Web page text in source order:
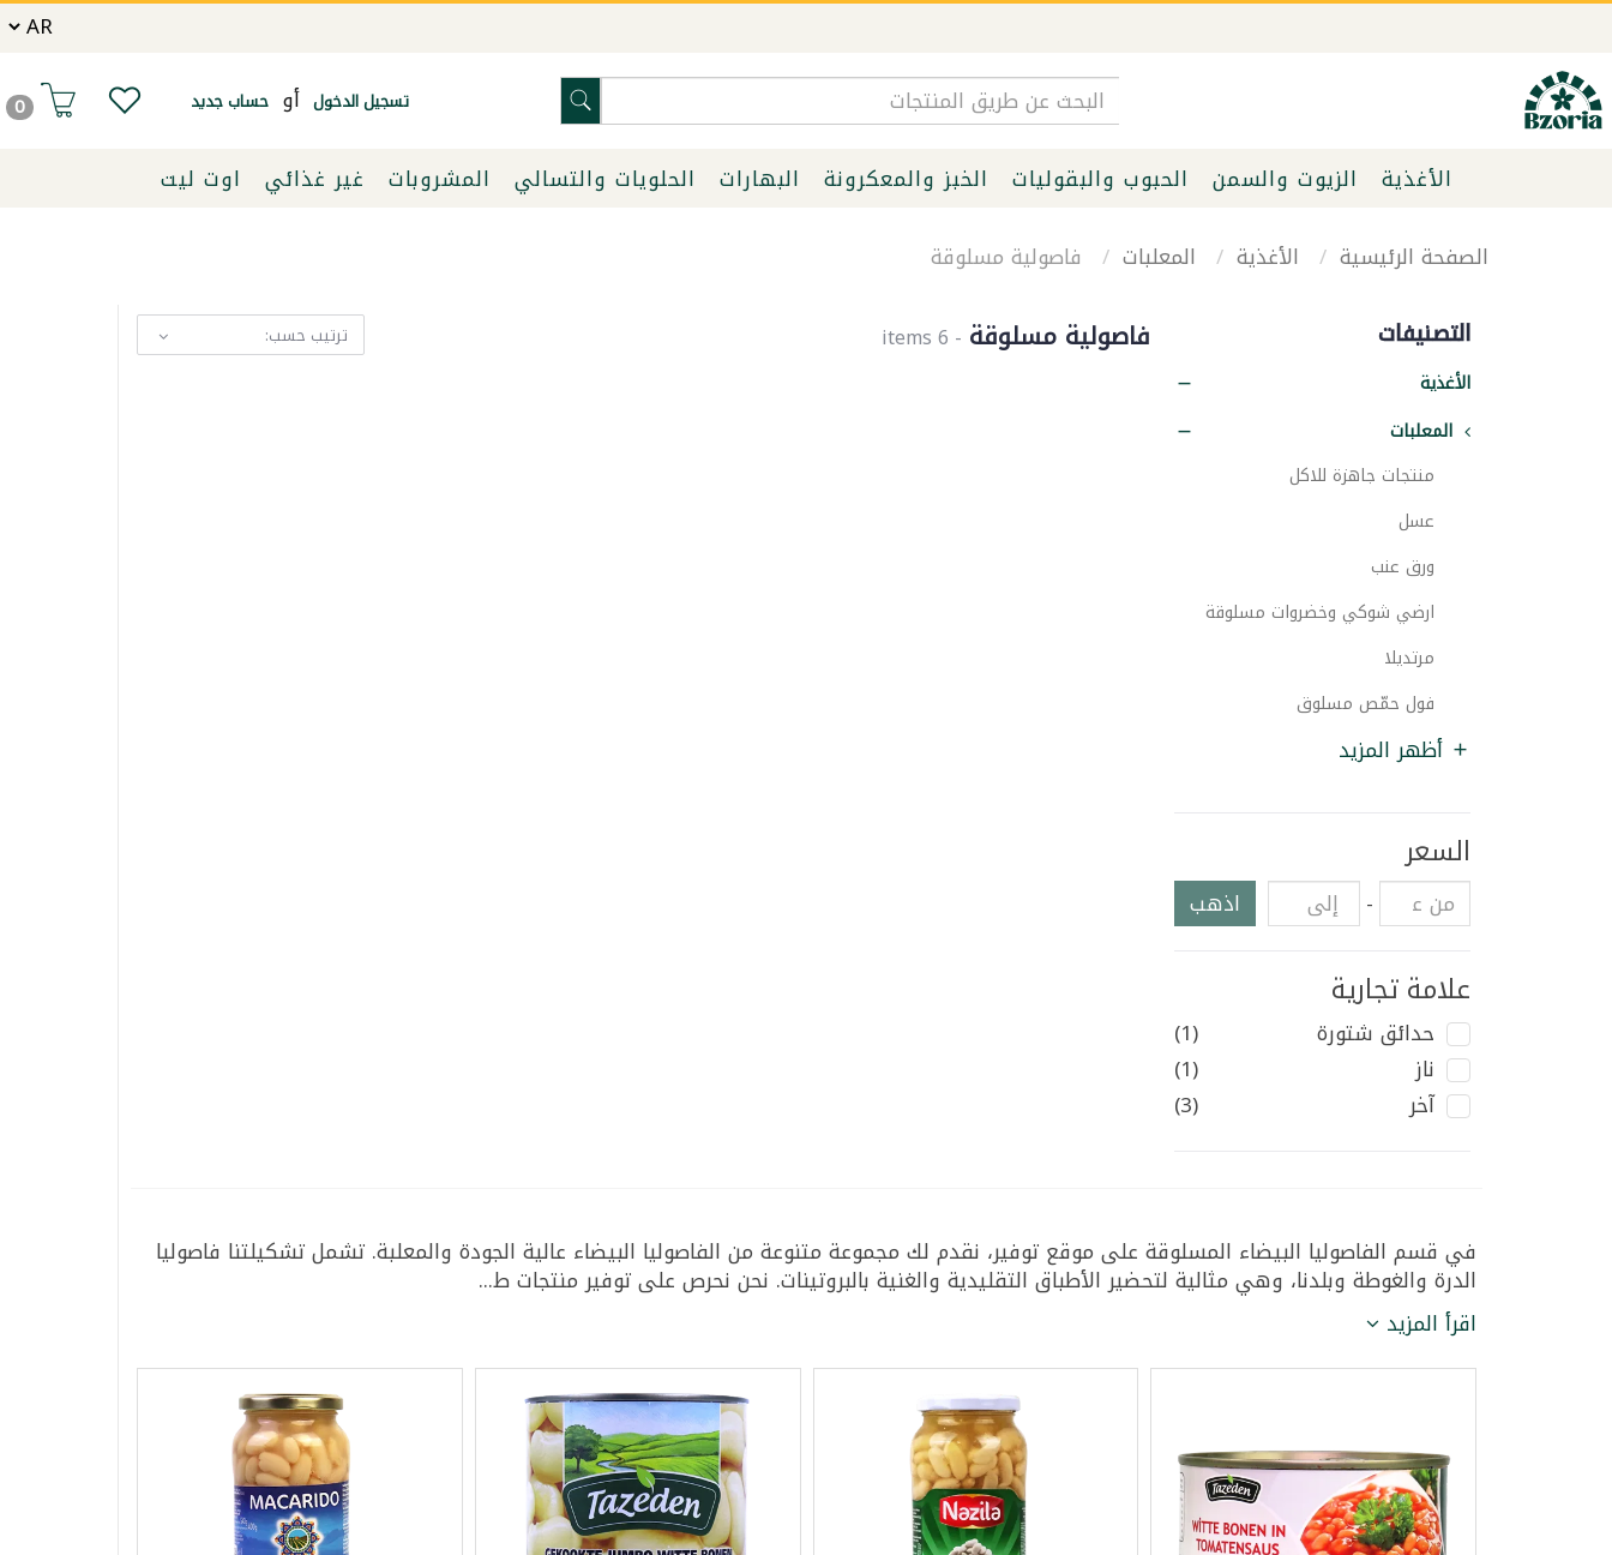
تسجيل الدخول أو حساب جديد 0
الأغذية الزيوت والسمن الحبوب والبقوليات الخبز والمعكرونة البهارات الحلويات والتسالي المشروبات غير غذائي اوت ليت
الصفحة الرئيسية الأغذية المعلبات فاصولية مسلوقة
التصنيفات
الأغذية
المعلبات
منتجات جاهزة للاكل
عسل
ورق عنب
ارضي شوكي وخضروات مسلوقة
مرتديلا
فول حمّص مسلوق
أظهر المزيد
السعر
- اذهب
علامة تجارية
حدائق شتورة
(1)
ناز
(1)
آخر
(3)
فاصولية مسلوقة - 6 items ترتيب حسب:
في قسم الفاصوليا البيضاء المسلوقة على موقع توفير، نقدم لك مجموعة متنوعة من الفاصوليا البيضاء عالية الجودة والمعلبة. تشمل تشكيلتنا فاصوليا
الدرة والغوطة وبلدنا، وهي مثالية لتحضير الأطباق التقليدية والغنية بالبروتينات. نحن نحرص على توفير منتجات ط...
اقرأ المزيد